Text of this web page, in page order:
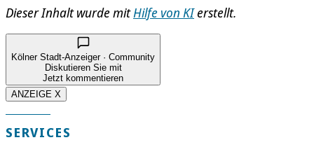
Dieser Inhalt wurde mitHilfe von KIerstellt.
Kölner Stadt-Anzeiger · Community
Diskutieren Sie mit
Jetzt kommentieren
ANZEIGE X
SERVICES